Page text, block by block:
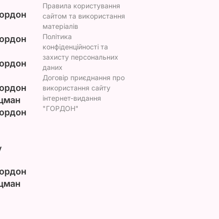
Правила користування
сайтом та використання
матеріалів
Політика
конфіденційності та
захисту персональних
даних
Договір приєднання про
використання сайту
інтернет-видання
"ГОРДОН"